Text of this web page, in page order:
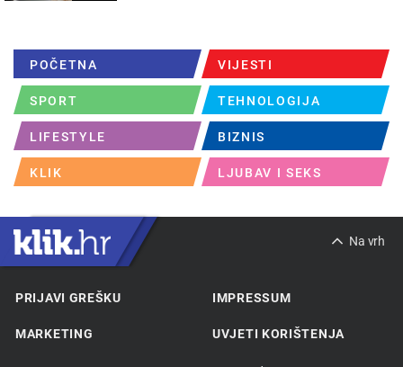
POČETNA VIJESTI
SPORT TEHNOLOGIJA
LIFESTYLE BIZNIS
KLIK LJUBAV I SEKS
Na vrh
PRIJAVI GREŠKU IMPRESSUM
MARKETING UVJETI KORIŠTENJA